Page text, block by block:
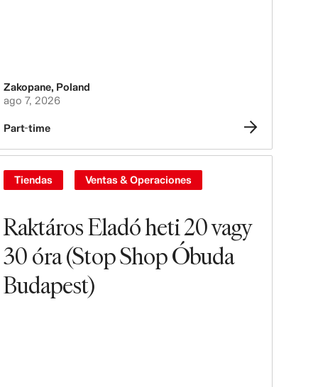
Zakopane, Poland
ago 7, 2026
Part-time
Raktáros Eladó heti 20 vagy
30 óra (Stop Shop Óbuda
Budapest)
Tiendas Ventas & Operaciones